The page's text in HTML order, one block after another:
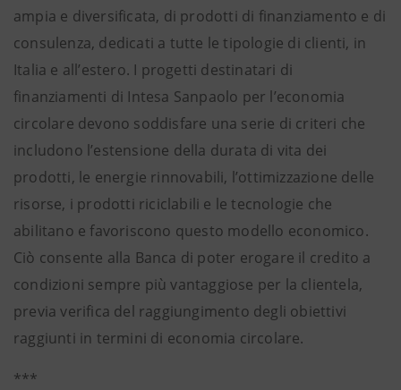
ampia e diversificata, di prodotti di finanziamento e di
consulenza, dedicati a tutte le tipologie di clienti, in
Italia e all’estero. I progetti destinatari di
finanziamenti di Intesa Sanpaolo per l’economia
circolare devono soddisfare una serie di criteri che
includono l’estensione della durata di vita dei
prodotti, le energie rinnovabili, l’ottimizzazione delle
risorse, i prodotti riciclabili e le tecnologie che
abilitano e favoriscono questo modello economico.
Ciò consente alla Banca di poter erogare il credito a
condizioni sempre più vantaggiose per la clientela,
previa verifica del raggiungimento degli obiettivi
raggiunti in termini di economia circolare.
***